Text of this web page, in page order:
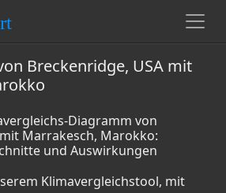
Breckenridge, USA mit
Diagramm von
Marrakesch, Marokko:
und Auswirkungen
Klimavergleichstool, mit